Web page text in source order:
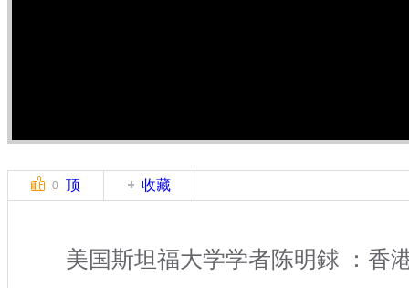
0 顶 收藏
美国斯坦福大学学者陈明銶 ：香